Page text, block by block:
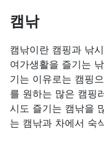
캠낚
캠낚이란 캠핑과 낚
여가생활을 즐기는
기는 이유로는 캠핑
를 원하는 많은 캠핑
시도 즐기는 캠낚을
는 캠낚과 차에서 숙